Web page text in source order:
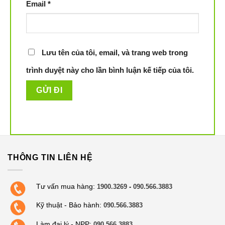
Email *
Lưu tên của tôi, email, và trang web trong
trình duyệt này cho lần bình luận kế tiếp của tôi.
THÔNG TIN LIÊN HỆ
Tư vấn mua hàng: 1900.3269 -090.566.3883
Kỹ thuật - Bảo hành: 090.566.3883